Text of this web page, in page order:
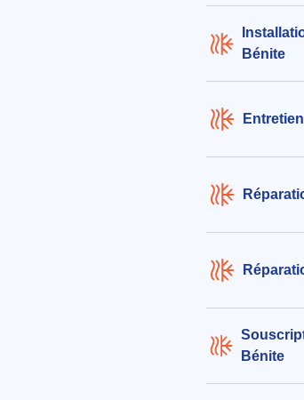
Bénite
Bénite